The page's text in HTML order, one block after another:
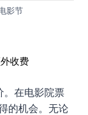
影节
收费
。在电影院票
的机会。无论